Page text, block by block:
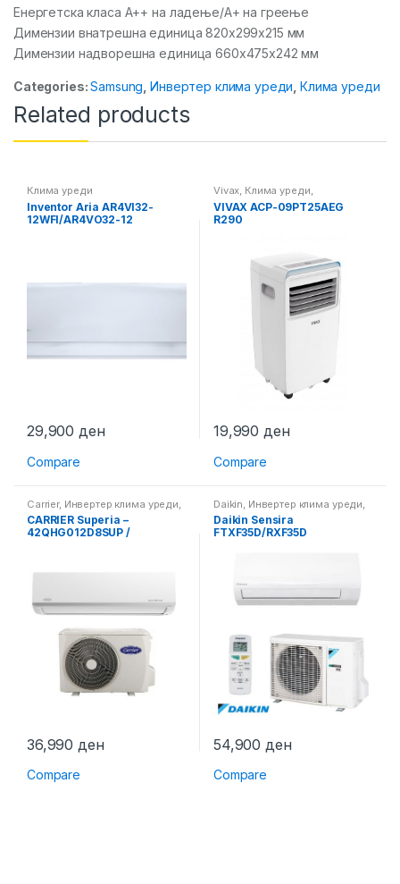
Енергетска класа А++ на ладење/А+ на греење
Димензии внатрешна единица 820x299x215 мм
Димензии надворешна единица 660x475x242 мм
Categories:Samsung ,Инвертер клима уреди ,Клима уреди
Related products
Клима уреди
Inventor Aria AR4VI32-
12WFI/AR4VO32-12
29,900ден
Compare
Vivax, Клима уреди,
Самостоечки клима уреди
VIVAX ACP-09PT25AEG
R290
19,990ден
Compare
Carrier, Инвертер клима уреди
Клима уреди
CARRIER Superia –
42QHG012D8SUP /
36,990 ден
Compare
Daikin Инвертер клима уреди
Клима уреди
Daikin Sensira
FTXF35D/RXF35D
54,900 ден
Compare